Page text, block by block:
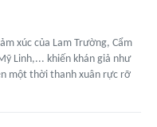
xúc của Lam Trường, Cẩm
Linh,... khiến khán giả như
một thời thanh xuân rực rỡ